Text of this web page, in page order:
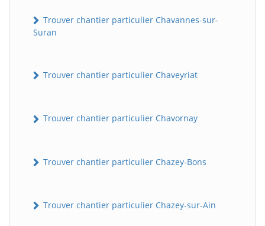
Trouver chantier particulier Chavannes-sur-
Suran
Trouver chantier particulier Chaveyriat
Trouver chantier particulier Chavornay
Trouver chantier particulier Chazey-Bons
Trouver chantier particulier Chazey-sur-Ain